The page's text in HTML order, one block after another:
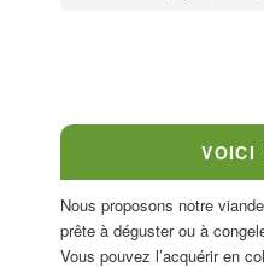
VOICI
Nous proposons notre
prête à déguster ou à
Vous pouvez l’acquérir en